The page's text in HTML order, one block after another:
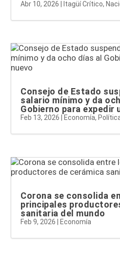
Abr 10, 2026 Itagüí Crítico,
Consejo de Estado
salario mínimo y da
Gobierno para expedir
Feb 13, 2026 Economía,
Corona se consolida
principales
sanitaria del mundo
Feb 9, 2026 |Economía